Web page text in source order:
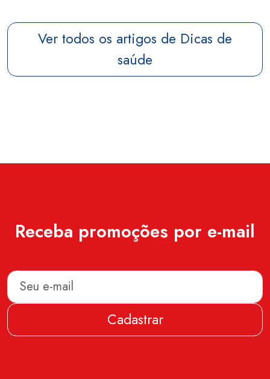
Ver todos os artigos de Dicas de
saúde
Receba promoções por e-mail
Cadastrar